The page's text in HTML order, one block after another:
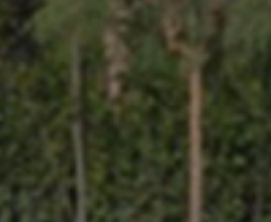
alla newsletter
Nazionale
NAZIONALE DEI LINCEI